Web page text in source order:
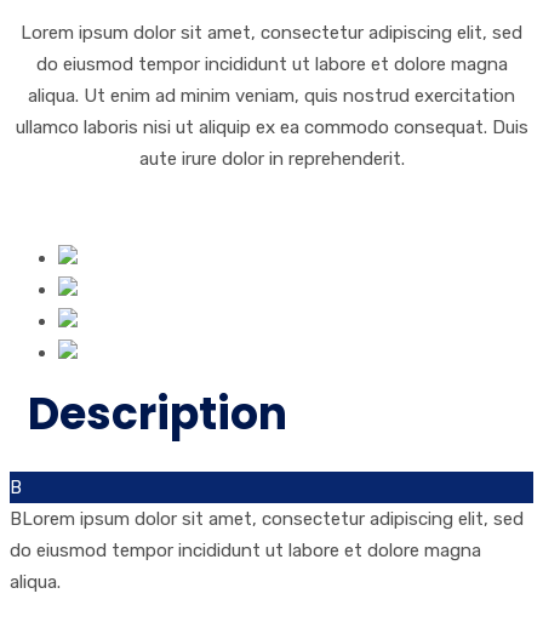
Lorem ipsum dolor sit amet, consectetur adipiscing elit, sed
do eiusmod tempor incididunt ut labore et dolore magna
aliqua. Ut enim ad minim veniam, quis nostrud exercitation
ullamco laboris nisi ut aliquip ex ea commodo consequat. Duis
aute irure dolor in reprehenderit.
Description
B
BLorem ipsum dolor sit amet, consectetur adipiscing elit, sed
do eiusmod tempor incididunt ut labore et dolore magna
aliqua.